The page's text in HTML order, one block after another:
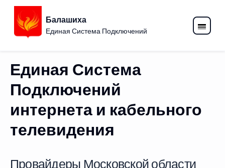
Балашиха
Единая Система Подключений
Единая Система
Подключений
интернета и кабельного
телевидения
Провайдеры Московской области